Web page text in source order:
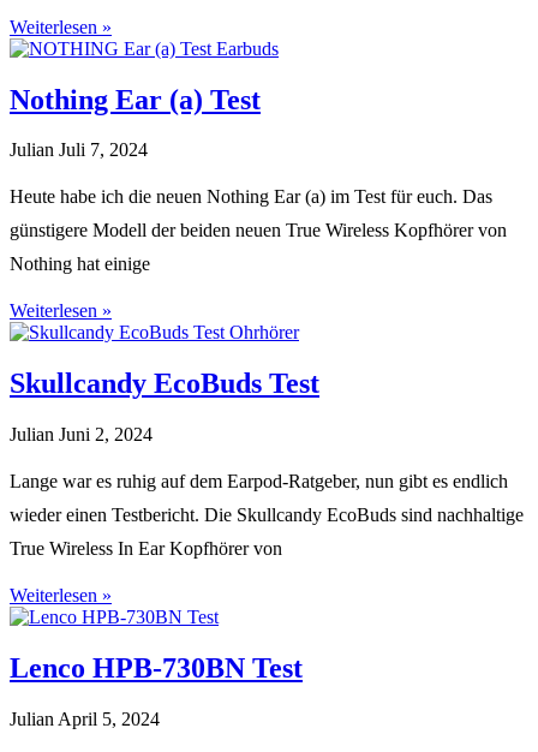
Weiterlesen »
Nothing Ear (a) Test
Julian Juli 7, 2024
Heute habe ich die neuen Nothing Ear (a) im Test für euch. Das
günstigere Modell der beiden neuen True Wireless Kopfhörer von
Nothing hat einige
Weiterlesen »
Skullcandy EcoBuds Test
Julian Juni 2, 2024
Lange war es ruhig auf dem Earpod-Ratgeber, nun gibt es endlich
wieder einen Testbericht. Die Skullcandy EcoBuds sind nachhaltige
True Wireless In Ear Kopfhörer von
Weiterlesen »
Lenco HPB-730BN Test
Julian April 5, 2024